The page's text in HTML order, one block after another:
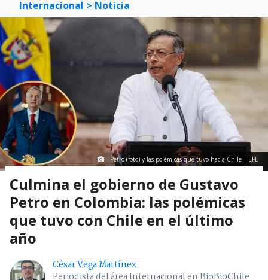
Internacional > Noticia
Petro (foto) y las polémicas que tuvo hacia Chile | EFE
Culmina el gobierno de Gustavo
Petro en Colombia: las polémicas
que tuvo con Chile en el último
año
César Vega Martínez